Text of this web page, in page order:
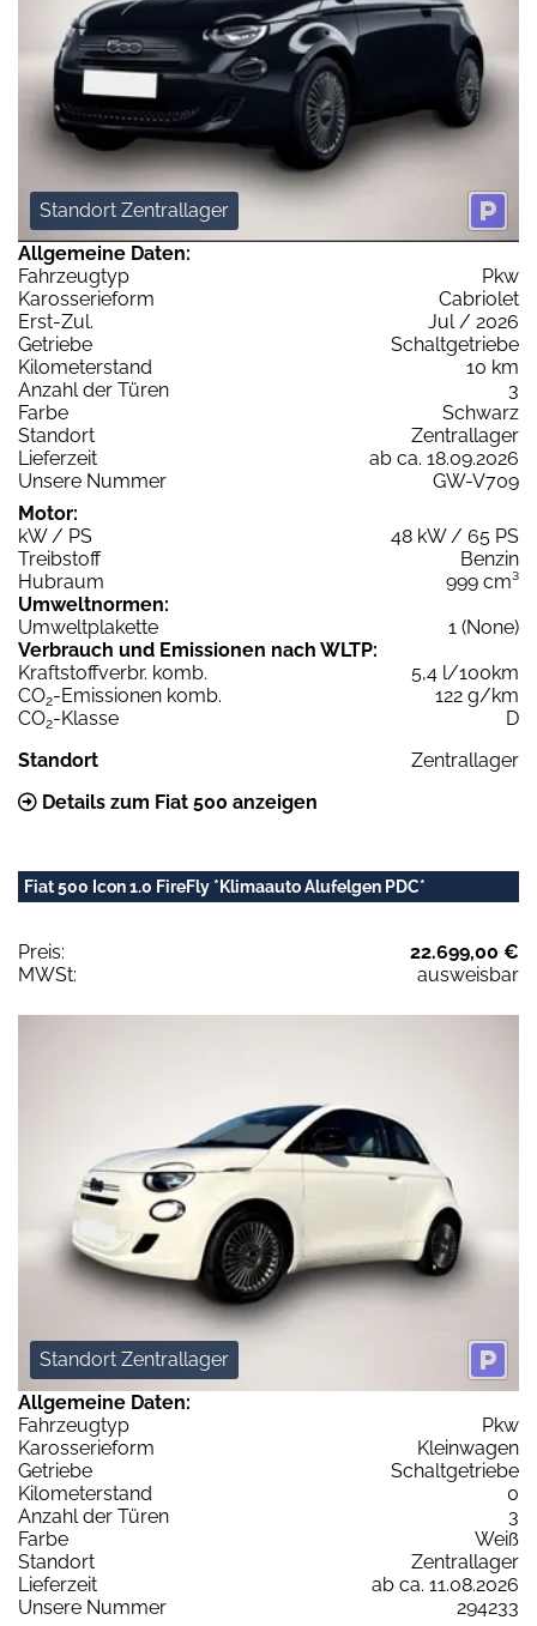
Standort Zentrallager
Allgemeine Daten:
Fahrzeugtyp
Pkw
Karosserieform
Cabriolet
Erst-Zul.
Jul / 2026
Getriebe
Schaltgetriebe
Kilometerstand
10 km
Anzahl der Türen
3
Farbe
Schwarz
Standort
Zentrallager
Lieferzeit
ab ca. 18.09.2026
Unsere Nummer
GW-V709
Motor:
kW / PS
48 kW / 65 PS
Treibstoff
Benzin
Hubraum
999 cm³
Umweltnormen:
Umweltplakette
1 (None)
Verbrauch und Emissionen nach WLTP:
Kraftstoffverbr. komb.
5,4 l/100km
CO2-Emissionen komb.
122 g/km
CO2-Klasse
D
Standort
Zentrallager
Details zum Fiat 500 anzeigen
Fiat 500 Icon 1.0 FireFly *Klimaauto Alufelgen PDC*
Preis:
22.699,00 €
MWSt:
ausweisbar
Standort Zentrallager
Allgemeine Daten:
Fahrzeugtyp
Pkw
Karosserieform
Kleinwagen
Getriebe
Schaltgetriebe
Kilometerstand
0
Anzahl der Türen
3
Farbe
Weiß
Standort
Zentrallager
Lieferzeit
ab ca. 11.08.2026
Unsere Nummer
294233